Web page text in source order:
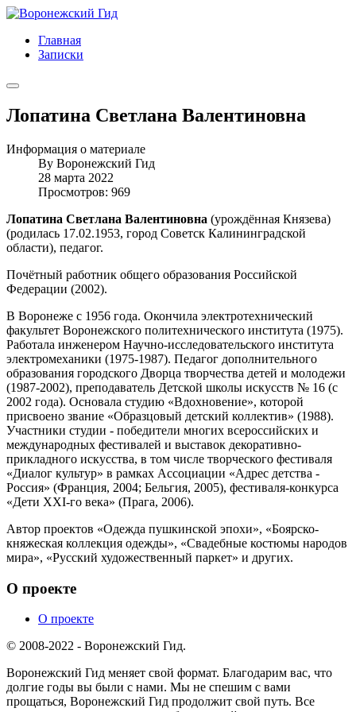
Главная
Записки
Лопатина Светлана Валентиновна
Информация о материале
By Воронежский Гид
28 марта 2022
Просмотров: 969
Лопатина Светлана Валентиновна (урождённая Князева)
(родилась 17.02.1953, город Советск Калининградской
области), педагог.
Почётный работник общего образования Российской
Федерации (2002).
В Воронеже с 1956 года. Окончила электротехнический
факультет Воронежского политехнического института (1975).
Работала инженером Научно-исследовательского института
электромеханики (1975-1987). Педагог дополнительного
образования городского Дворца творчества детей и молодежи
(1987-2002), преподаватель Детской школы искусств № 16 (с
2002 года). Основала студию «Вдохновение», которой
присвоено звание «Образцовый детский коллектив» (1988).
Участники студии - победители многих всероссийских и
международных фестивалей и выставок декоративно-
прикладного искусства, в том числе творческого фестиваля
«Диалог культур» в рамках Ассоциации «Адрес детства -
Россия» (Франция, 2004; Бельгия, 2005), фестиваля-конкурса
«Дети XXI-го века» (Прага, 2006).
Автор проектов «Одежда пушкинской эпохи», «Боярско-
княжеская коллекция одежды», «Свадебные костюмы народов
мира», «Русский художественный паркет» и других.
О проекте
О проекте
© 2008-2022 - Воронежский Гид.
Воронежский Гид меняет свой формат. Благодарим вас, что
долгие годы вы были с нами. Мы не спешим с вами
прощаться, Воронежский Гид продолжит свой путь. Все